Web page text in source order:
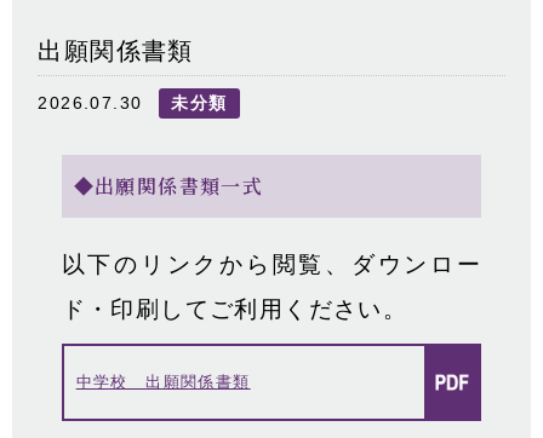
出願関係書類
2026.07.30 未分類
◆出願関係書類一式
以下のリンクから閲覧、ダウンロー
ド・印刷してご利用ください。
中学校 出願関係書類